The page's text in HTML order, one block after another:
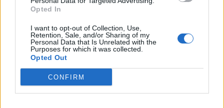
Opted In
I want to opt-out of Collection, Use,
Retention, Sale, and/or Sharing of my
Personal Data that Is Unrelated with the
Purposes for which it was collected.
Opted Out
CONFIRM
2026. július 31., péntek
tízezer határsértő jutott be a
spanyol városba Marokkó felől